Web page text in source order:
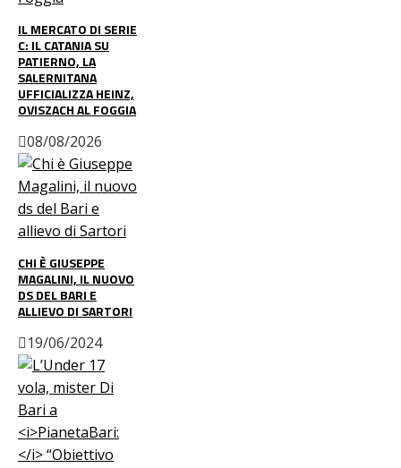
IL MERCATO DI SERIE
C: IL CATANIA SU
PATIERNO, LA
SALERNITANA
UFFICIALIZZA HEINZ,
OVISZACH AL FOGGIA
08/08/2026
CHI È GIUSEPPE
MAGALINI, IL NUOVO
DS DEL BARI E
ALLIEVO DI SARTORI
19/06/2024